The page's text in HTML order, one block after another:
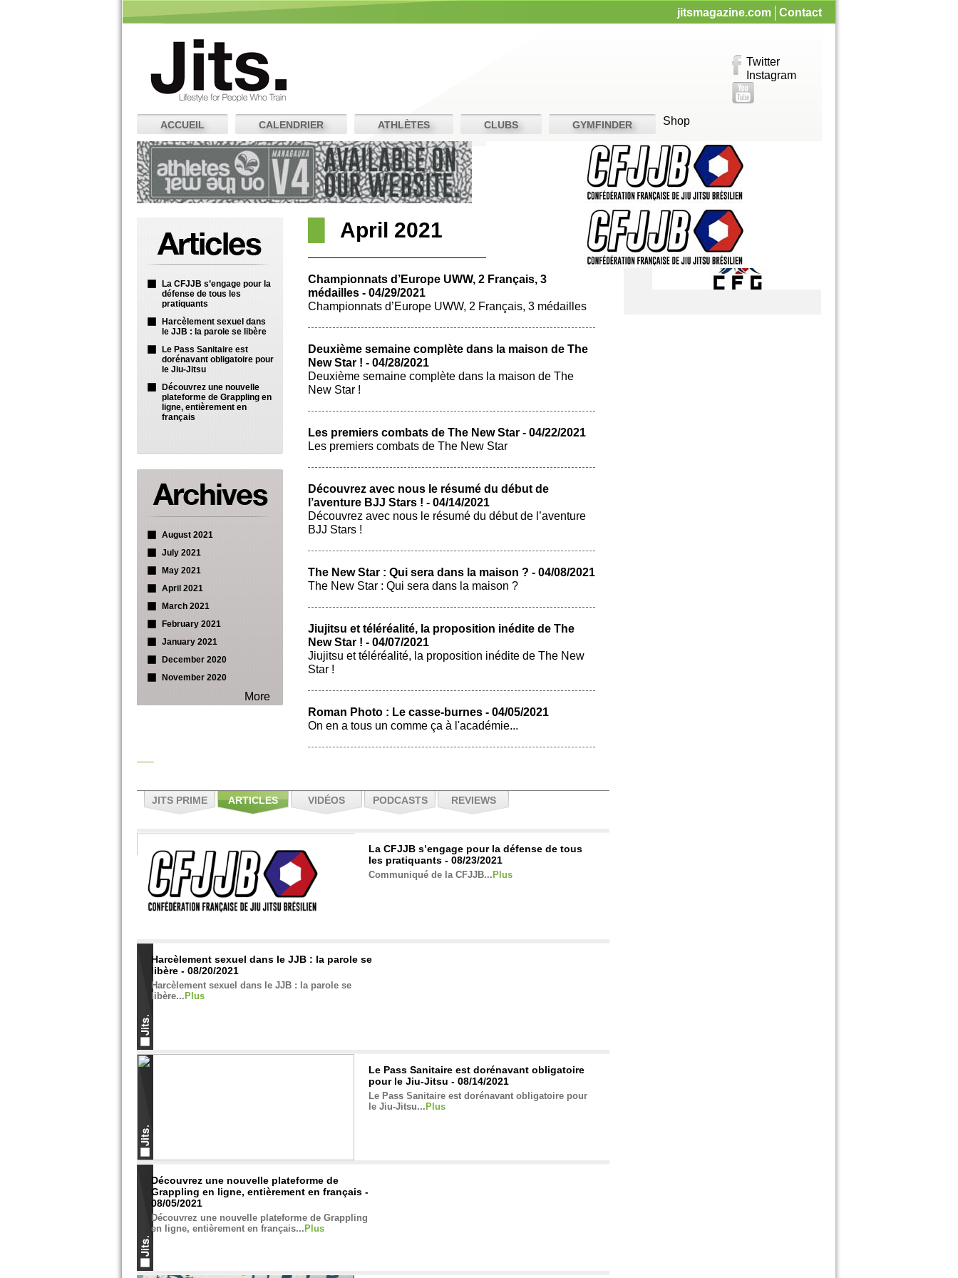
jitsmagazine.com Contact
Twitter
Instagram
ACCUEIL CALENDRIER ATHLÈTES CLUBS GYMFINDER Shop
La CFJJB s’engage pour la
défense de tous les
pratiquants
Harcèlement sexuel dans
le JJB : la parole se libère
Le Pass Sanitaire est
dorénavant obligatoire pour
le Jiu-Jitsu
Découvrez une nouvelle
plateforme de Grappling en
ligne, entièrement en
français
August 2021
July 2021
May 2021
April 2021
March 2021
February 2021
January 2021
December 2020
November 2020
More
April 2021
Championnats d’Europe UWW, 2 Français, 3
médailles - 04/29/2021
Championnats d’Europe UWW, 2 Français, 3 médailles
Deuxième semaine complète dans la maison de The
New Star ! - 04/28/2021
Deuxième semaine complète dans la maison de The
New Star !
Les premiers combats de The New Star - 04/22/2021
Les premiers combats de The New Star
Découvrez avec nous le résumé du début de
l’aventure BJJ Stars ! - 04/14/2021
Découvrez avec nous le résumé du début de l’aventure
BJJ Stars !
The New Star : Qui sera dans la maison ? - 04/08/2021
The New Star : Qui sera dans la maison ?
Jiujitsu et téléréalité, la proposition inédite de The
New Star ! - 04/07/2021
Jiujitsu et téléréalité, la proposition inédite de The New
Star !
Roman Photo : Le casse-burnes - 04/05/2021
On en a tous un comme ça à l'académie...
JITS PRIME ARTICLES VIDÉOS PODCASTS REVIEWS
La CFJJB s’engage pour la défense de tous
les pratiquants - 08/23/2021
Communiqué de la CFJJB... Plus
Harcèlement sexuel dans le JJB : la parole se
libère - 08/20/2021
Harcèlement sexuel dans le JJB : la parole se
libère... Plus
Le Pass Sanitaire est dorénavant obligatoire
pour le Jiu-Jitsu - 08/14/2021
Le Pass Sanitaire est dorénavant obligatoire pour
le Jiu-Jitsu... Plus
Découvrez une nouvelle plateforme de
Grappling en ligne, entièrement en français -
08/05/2021
Découvrez une nouvelle plateforme de Grappling
en ligne, entièrement en français... Plus